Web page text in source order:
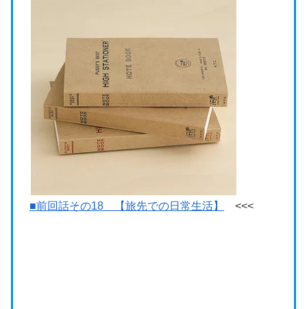
■前回話その18 【旅先での日常生活】 <<<